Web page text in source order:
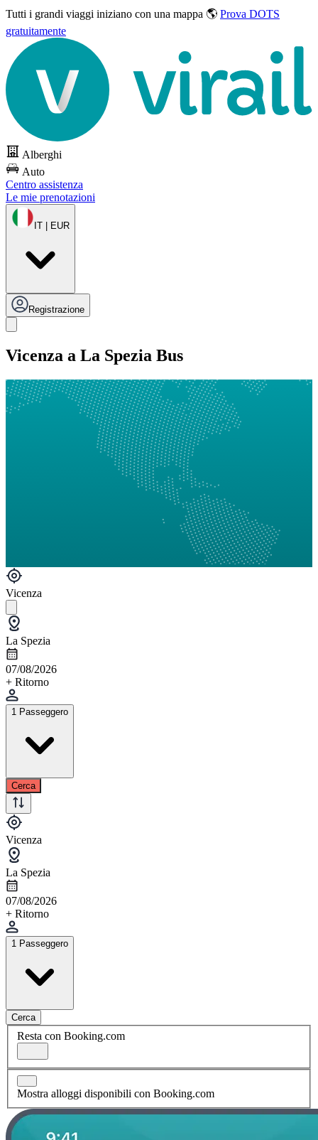
Tutti i grandi viaggi iniziano con una mappa 🌎 Prova DOTS
gratuitamente
Alberghi
Auto
Centro assistenza
Le mie prenotazioni
IT | EUR
Registrazione
Vicenza a La Spezia Bus
Vicenza
La Spezia
07/08/2026
+ Ritorno
1 Passeggero
Cerca
Vicenza
La Spezia
07/08/2026
+ Ritorno
1 Passeggero
Cerca
Resta con Booking.com
Mostra alloggi disponibili con Booking.com